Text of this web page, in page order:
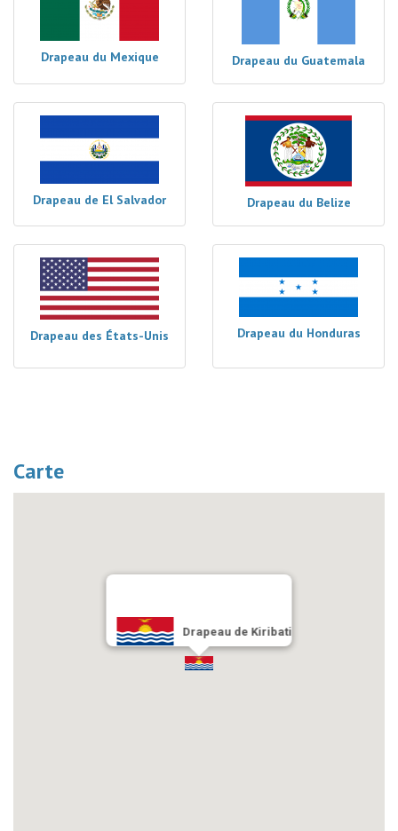
Drapeau du Mexique Drapeau du Guatemala
Drapeau de El Salvador Drapeau du Belize
Drapeau des États-Unis Drapeau du Honduras
Carte
Drapeau de Kiribati